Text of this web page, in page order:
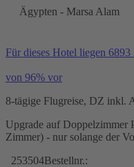
Ägypten - Marsa Alam
Für dieses Hotel liegen
von 96% vor
8-tägige Flugreise, DZ inkl.
Upgrade auf Doppelzimmer
Zimmer) - nur solange der
253504Bestellnr.: